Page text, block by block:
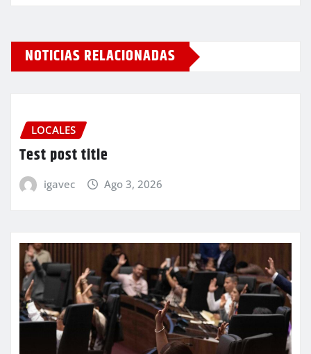
NOTICIAS RELACIONADAS
LOCALES
Test post title
igavec Ago 3, 2026